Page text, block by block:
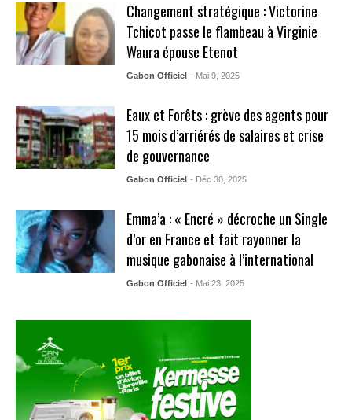
Changement stratégique : Victorine
Tchicot passe le flambeau à Virginie
Waura épouse Etenot
Gabon Officiel - Mai 9, 2025
Eaux et Forêts : grève des agents pour
15 mois d’arriérés de salaires et crise
de gouvernance
Gabon Officiel - Déc 30, 2025
Emma’a : « Encré » décroche un Single
d’or en France et fait rayonner la
musique gabonaise à l’international
Gabon Officiel - Mai 23, 2025